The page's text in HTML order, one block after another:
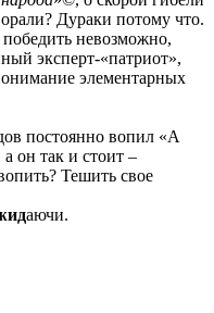
Дураки потому что.
невозможно,
эксперт-«патриот»,
элементарных
постоянно вопил «А
он так и стоит –
Тешить свое
аючи.